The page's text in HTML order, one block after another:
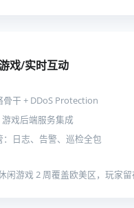
戏/实时互动
骨干 + DDoS Protection
游戏后端服务集成
：日志、告警、巡检全包
闲游戏 2 周覆盖欧美区，玩家留